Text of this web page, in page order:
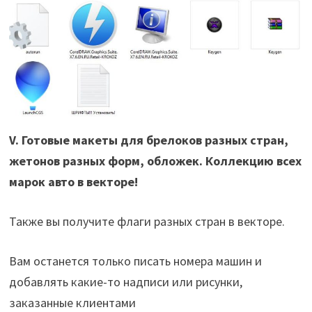
V. Готовые макеты для брелоков разных стран,
жетонов разных форм, обложек. Коллекцию всех
марок авто в векторе!
Также вы получите флаги разных стран в векторе.
Вам останется только писать номера машин и
добавлять какие-то надписи или рисунки,
заказанные клиентами